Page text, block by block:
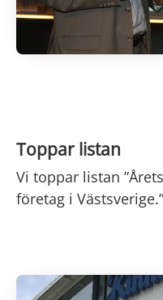
Toppar listan
Vi toppar listan
företag i Västsverige.”